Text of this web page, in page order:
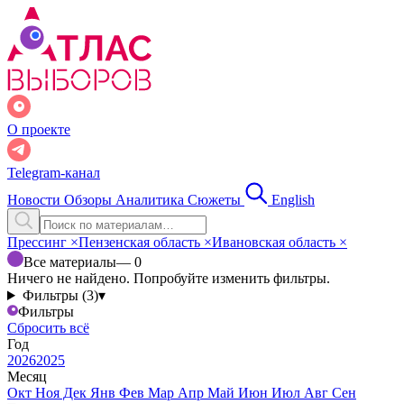
О проекте
Telegram-канал
Новости Обзоры Аналитика Сюжеты English
Прессинг ×Пензенская область ×Ивановская область ×
Все материалы— 0
Ничего не найдено. Попробуйте изменить фильтры.
Фильтры (3)▾
Фильтры
Сбросить всё
Год
20262025
Месяц
Окт Ноя Дек Янв Фев Мар Апр Май Июн Июл Авг Сен